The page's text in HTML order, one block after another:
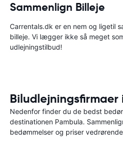
Sammenlign Billeje
Carrentals.dk er en nem og ligetil
billeje. Vi lægger ikke så meget
udlejningstilbud!
Biludlejningsfirmaer
Nedenfor finder du de bedst
destinationen Pambula.
bedømmelser og priser